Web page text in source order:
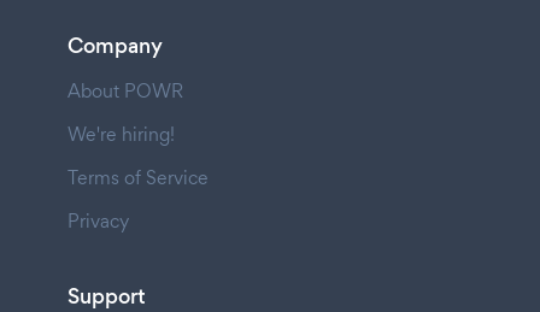
Company
About POWR
We're hiring!
Terms of Service
Privacy
Support